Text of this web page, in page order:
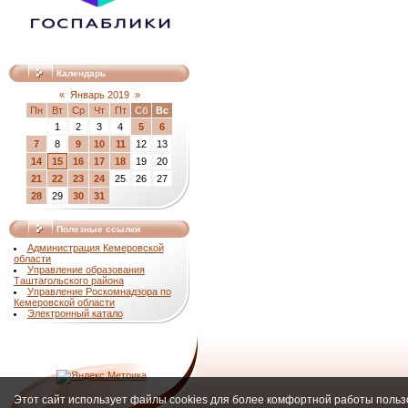
Календарь
« Январь 2019 »
Пн
Вт Ср Чт Пт Сб
Вс
1
2 3 4 5
6
7
8 9 10 11 12
13
14
15 16 17 18 19
20
21
22 23 24 25 26
27
28
29 30 31
Полезные ссылки
Администрация Кемеровской
области
Управление образования
Таштагольского района
Управление Роскомнадзора по
Кемеровской области
Электронный катало
Этот сайт использует файлы cookies для более комфортной работы